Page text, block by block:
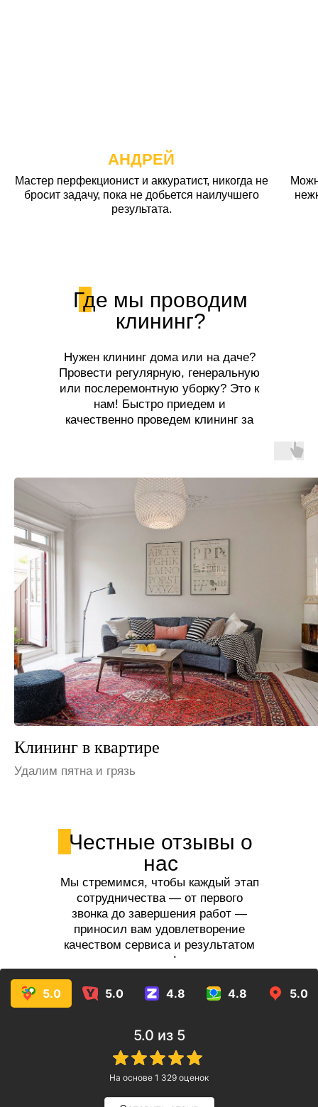
АНДРЕЙ
Мастер перфекционист и аккуратист, никогда не
бросит задачу, пока не добьется наилучшего
результата.
Где мы проводим
клининг?
Нужен клининг дома или на даче?
Провести регулярную, генеральную
или послеремонтную уборку? Это к
нам! Быстро приедем и
качественно проведем клининг за
Клининг на даче
Устраним неприятные запахи
Честные отзывы о
нас
Мы стремимся, чтобы каждый этап
сотрудничества — от первого
звонка до завершения работ —
приносил вам удовлетворение
качеством сервиса и результатом
услуг!
5.0 5.0 4.8 4.8 5.0
5.0 из 5
На основе 1 329 оценок